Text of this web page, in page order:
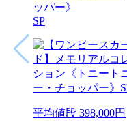
ッパー》
SP
平均値段 398,000円